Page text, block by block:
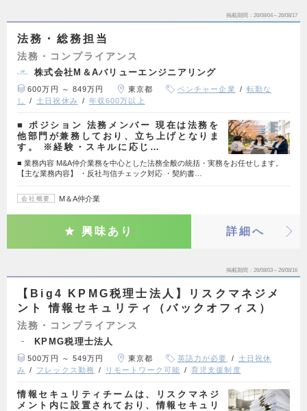
掲載期間 26/08/04～26/08/17
法務・総務担当
法務・コンプライアンス
株式会社M＆Aバリューエンジニアリング
600万円 ～ 849万円 東京都 ベンチャー企業
転勤な
し
土日祝休み 年収600万以上
■ ポジション 法務メンバー 現在は法務を
他部門が兼務しており、立ち上げとなりま
す。 ※経験・スキルに応じ…
■ 業務内容 M&A仲介業務を中心とした法務全般の統括・実務をお任せします。
【主な業務内容】 ・反社与信チェック対応 ・契約書…
会社概要 M＆A仲介業
興味あり 詳細へ
掲載期間 26/08/03～26/08/16
【Big4 KPMG税理士法人】リスクマネジメ
ント 情報セキュリティ（バックオフィス）
法務・コンプライアンス
KPMG税理士法人
500万円 ～ 549万円 東京都 英語力が必要
土日祝休
み
フレックス勤務 リモートワーク可能 育児支援制度
情報セキュリティチームは、リスクマネジ
メント内に設置されており、情報セキュリ